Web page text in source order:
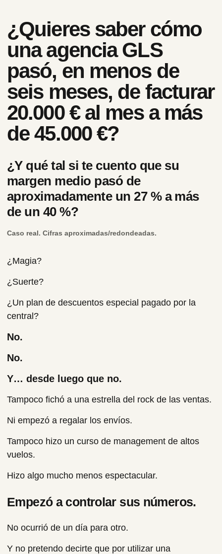
¿Quieres saber cómo
una agencia GLS
pasó, en menos de
seis meses, de facturar
20.000 € al mes a más
de 45.000 €?
¿Y qué tal si te cuento que su
margen medio pasó de
aproximadamente un 27 % a más
de un 40 %?
Caso real. Cifras aproximadas/redondeadas.
¿Magia?
¿Suerte?
¿Un plan de descuentos especial pagado por la
central?
No.
No.
Y… desde luego que no.
Tampoco fichó a una estrella del rock de las ventas.
Ni empezó a regalar los envíos.
Tampoco hizo un curso de management de altos
vuelos.
Hizo algo mucho menos espectacular.
Empezó a controlar sus números.
No ocurrió de un día para otro.
Y no pretendo decirte que por utilizar una